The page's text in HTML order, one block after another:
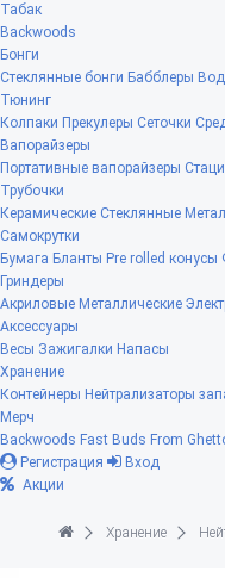
Табак
Backwoods
Бонги
Стеклянные бонги Бабблеры
Тюнинг
Колпаки Прекулеры Сеточки
Вапорайзеры
Портативные вапорайзеры
Трубочки
Керамические Стеклянные
Самокрутки
Бумага Бланты Pre rolled конусы
Гриндеры
Акриловые Металлические
Аксессуары
Весы Зажигалки Напасы
Хранение
Контейнеры Нейтрализаторы
Мерч
Backwoods Fast Buds From
Регистрация
Вход
Акции
Хранение